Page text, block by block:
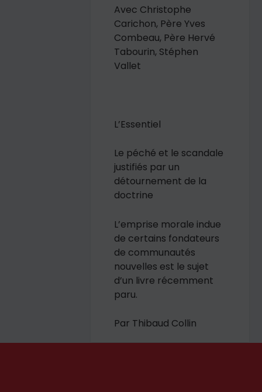
Avec Christophe
Carichon, Père Yves
Combeau, Père Hervé
Tabourin, Stéphen
Vallet
L’Essentiel
Le péché et le scandale
justifiés par un
détournement de la
doctrine
L’emprise morale indue
de certains fondateurs
de communautés
nouvelles est le sujet
d’un livre récemment
paru.
Par Thibaud Collin